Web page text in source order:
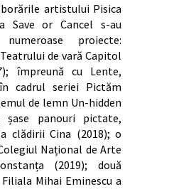
artistului Pisica
Save or Cancel s-au
proiecte:
de vară Capitol
împreună cu Lente,
cadrul seriei Pictăm
de lemn Un-hidden
șase panouri pictate,
clădirii Cina (2018); o
Național de Arte
(2019); două
Mihai Eminescu a